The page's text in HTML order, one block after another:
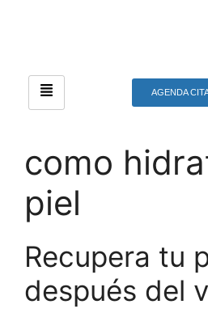
AGENDA
como
piel
Recupera tu
después del